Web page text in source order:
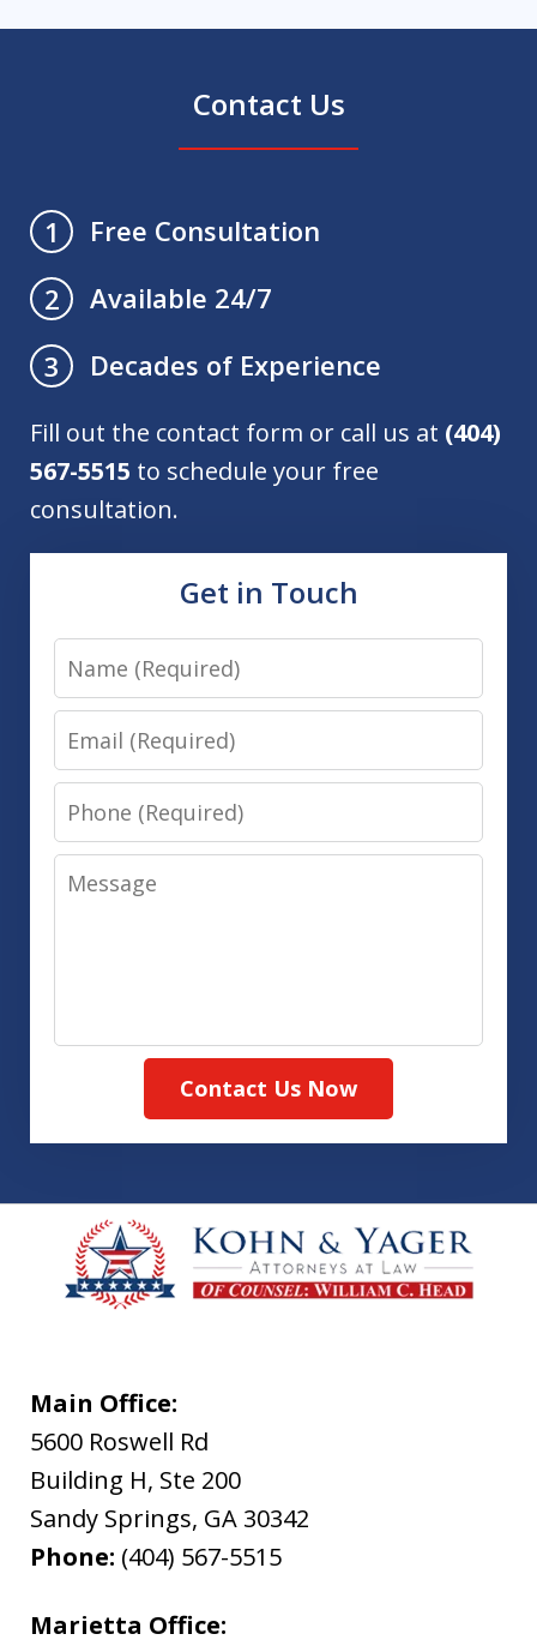
Contact Us
1
Free Consultation
2
Available 24/7
3
Decades of Experience
Fill out the contact form or call us at (404)
567-5515 to schedule your free
consultation.
Get in Touch
Name
Email
Phone
Message
Contact Us Now
Main Office:
5600 Roswell Rd
Building H, Ste 200
Sandy Springs, GA 30342
Phone: (404) 567-5515
Marietta Office: